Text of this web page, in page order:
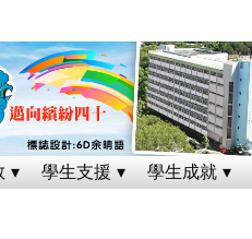
學生支援 學生成就